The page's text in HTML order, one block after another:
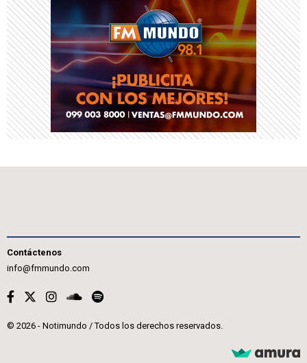
Contáctenos
info@fmmundo.com
© 2026 - Notimundo / Todos los derechos reservados.